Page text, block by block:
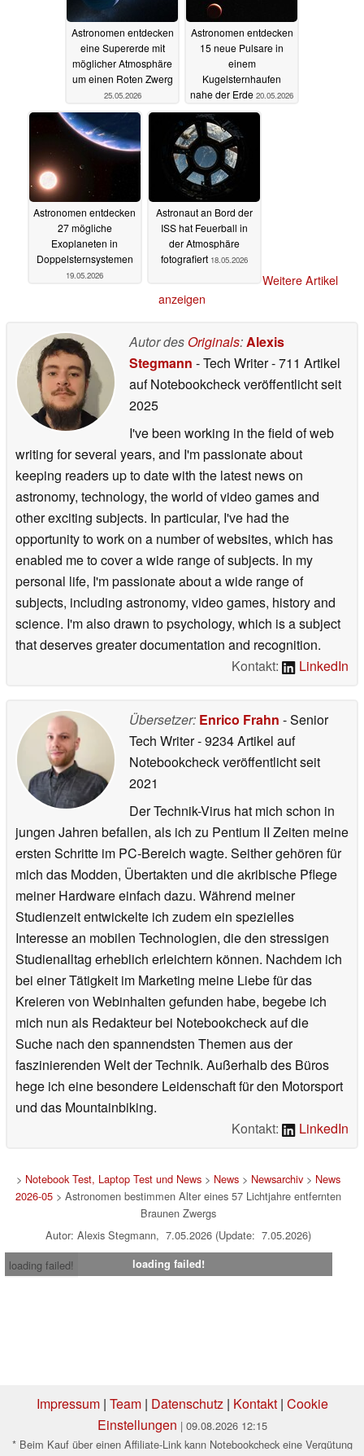
Astronomen entdecken
eine Supererde mit
möglicher Atmosphäre
um einen Roten Zwerg
25.05.2026
Astronomen entdecken
15 neue Pulsare in
einem
Kugelsternhaufen
nahe der Erde 20.05.2026
Astronomen entdecken
27 mögliche
Exoplaneten in
Doppelsternsystemen
19.05.2026
Astronaut an Bord der
ISS hat Feuerball in
der Atmosphäre
fotografiert 18.05.2026
Weitere Artikel
anzeigen
Autor des Originals:Alexis
Stegmann - Tech Writer- 711 Artikel
auf Notebookcheck veröffentlichtseit
2025
I've been working in the field of web
writing for several years, and I'm passionate about
keeping readers up to date with the latest news on
astronomy, technology, the world of video games and
other exciting subjects. In particular, I've had the
opportunity to work on a number of websites, which has
enabled me to cover a wide range of subjects. In my
personal life, I'm passionate about a wide range of
subjects, including astronomy, video games, history and
science. I'm also drawn to psychology, which is a subject
that deserves greater documentation and recognition.
Kontakt:
LinkedIn
Übersetzer: Enrico Frahn - Senior
Tech Writer- 9234 Artikel auf
Notebookcheck veröffentlichtseit
2021
Der Technik-Virus hat mich schon in
jungen Jahren befallen, als ich zu Pentium II Zeiten meine
ersten Schritte im PC-Bereich wagte. Seither gehören für
mich das Modden, Übertakten und die akribische Pflege
meiner Hardware einfach dazu. Während meiner
Studienzeit entwickelte ich zudem ein spezielles
Interesse an mobilen Technologien, die den stressigen
Studienalltag erheblich erleichtern können. Nachdem ich
bei einer Tätigkeit im Marketing meine Liebe für das
Kreieren von Webinhalten gefunden habe, begebe ich
mich nun als Redakteur bei Notebookcheck auf die
Suche nach den spannendsten Themen aus der
faszinierenden Welt der Technik. Außerhalb des Büros
hege ich eine besondere Leidenschaft für den Motorsport
und das Mountainbiking.
Kontakt:
LinkedIn
> Notebook Test, Laptop Test und News> News> Newsarchiv> News
2026-05> Astronomen bestimmen Alter eines 57 Lichtjahre entfernten
Braunen Zwergs
Autor: Alexis Stegmann, 7.05.2026 (Update: 7.05.2026)
loading failed!
loading failed!
Impressum| Team| Datenschutz| Kontakt| Cookie
Einstellungen | 09.08.2026 12:15
* Beim Kauf über einen Affiliate-Link kann Notebookcheck eine Vergütung